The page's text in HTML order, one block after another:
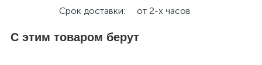
Срок доставки:
от 2-х часов
С этим товаром берут